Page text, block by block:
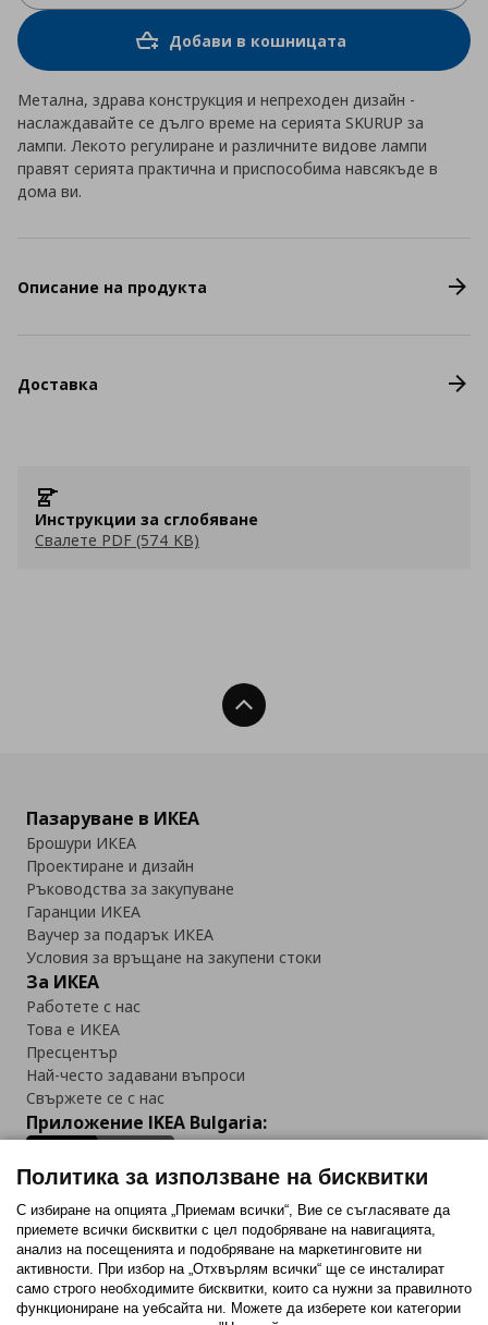
Добави в кошницата
Метална, здрава конструкция и непреходен дизайн -
наслаждавайте се дълго време на серията SKURUP за
лампи. Лекото регулиране и различните видове лампи
правят серията практична и приспособима навсякъде в
дома ви.
Описание на продукта
Доставка
Инструкции за сглобяване
Свалете PDF (574 KB)
Нагоре
Пазаруване в ИКЕА
Брошури ИКЕА
Проектиране и дизайн
Ръководства за закупуване
Гаранции ИКЕА
Ваучер за подарък ИКЕА
Условия за връщане на закупени стоки
За ИКЕА
Работете с нас
Това е ИКЕА
Пресцентър
Най-често задавани въпроси
Свържете се с нас
Приложение IKEA Bulgaria:
Последвайте ни:
FacebookTwitterYoutubePinterestInstagram
Политика за използване на бисквитки
С избиране на опцията „Приемам всички“, Вие се съгласявате да
приемете всички бисквитки с цел подобряване на навигацията,
анализ на посещенията и подобряване на маркетинговите ни
активности. При избор на „Отхвърлям всички“ ще се инсталират
само строго необходимитe бисквитки, които са нужни за правилното
функциониране на уебсайта ни. Можете да изберете кои категории